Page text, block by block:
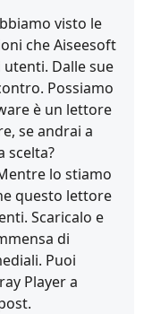
visto le
che Aiseesoft
Dalle sue
Possiamo
è un lettore
se andrai a
scelta?
lo stiamo
questo lettore
Scaricalo e
di
Puoi
Player a